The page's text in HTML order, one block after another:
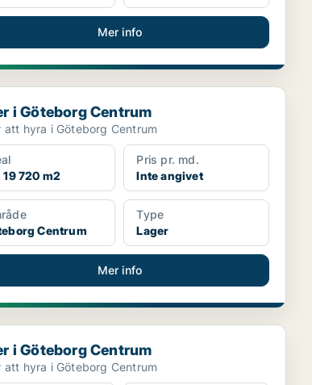
Mer info
Centrum
i Göteborg Centrum
att hyra i Göteborg Centrum
19 720 m2
Pris pr. md.
Inte angivet
Centrum
Type
Lager
Mer info
Centrum
i Göteborg Centrum
att hyra i Göteborg Centrum